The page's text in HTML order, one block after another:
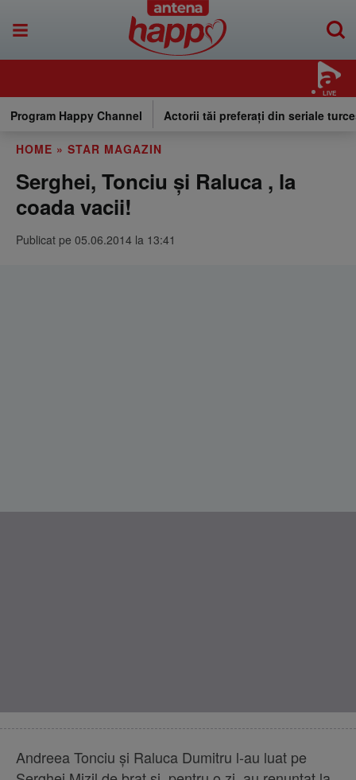
LIVE
Program Happy Channel Actorii tăi preferați din seriale
HOME » STAR MAGAZIN
Serghei, Tonciu şi Raluca , la
coada vacii!
Publicat pe 05.06.2014 la 13:41
Andreea Tonciu şi Raluca Dumitru l-au luat pe